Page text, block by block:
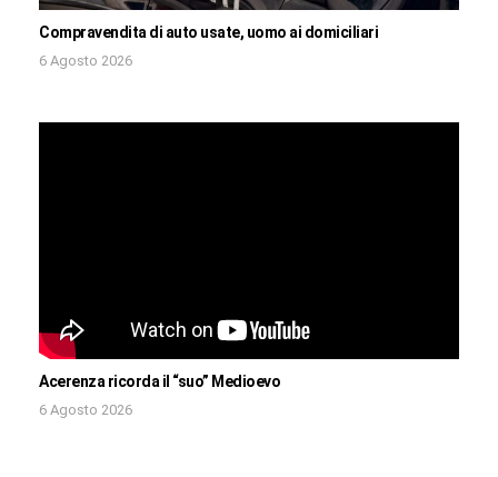
Compravendita di auto usate, uomo ai domiciliari
6 Agosto 2026
Acerenza ricorda il “suo” Medioevo
6 Agosto 2026